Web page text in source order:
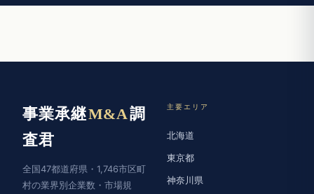
事業承継M&A調
査君
全国47都道府県・1,746市区町
村の業界別企業数・市場規
主要エリア
北海道
東京都
神奈川県